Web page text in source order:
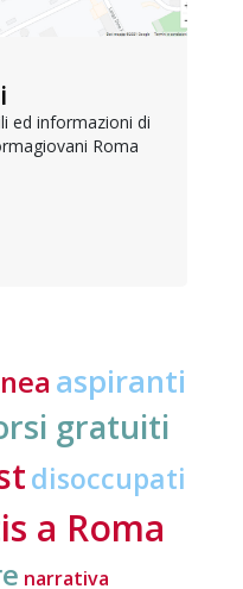
ed informazioni di
Roma
aspiranti
gratuiti
disoccupati
a Roma
narrativa